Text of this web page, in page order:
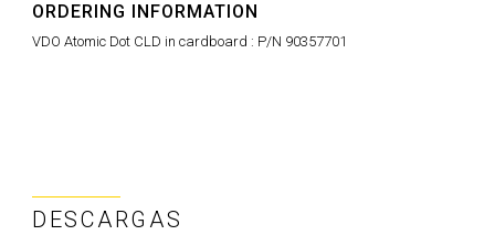
ORDERING INFORMATION
VDO Atomic Dot CLD in cardboard : P/N 90357701
DESCARGAS